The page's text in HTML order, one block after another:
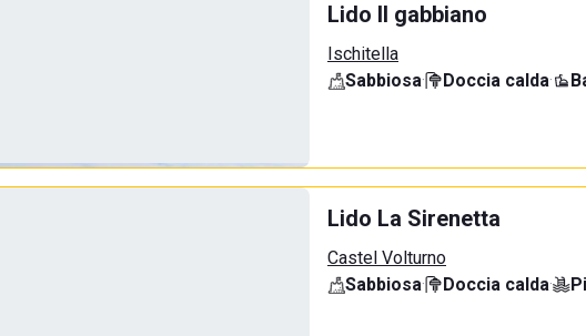
Lido Il gabbiano
Ischitella
Sabbiosa· Doccia calda·
Lido La Sirenetta
Castel Volturno
Sabbiosa· Doccia calda·